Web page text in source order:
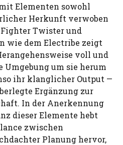
Elementen sowohl
Herkunft verwoben
Twister und
wie dem Electribe zeigt
voll und
Umgebung um sie herum
ihr klanglicher Output —
Ergänzung zur
In der Anerkennung
dieser Elemente hebt
zwischen
Planung hervor,